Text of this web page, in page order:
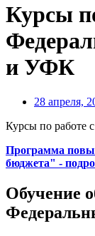
Курсы
и УФК
28 апреля,
Курсы по работе
Программа
бюджета" -
Обучение